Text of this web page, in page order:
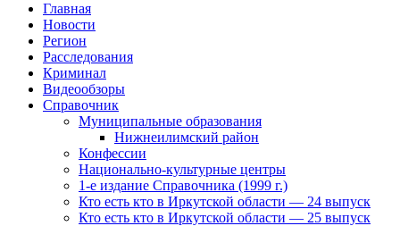
Главная
Новости
Регион
Расследования
Криминал
Видеообзоры
Справочник
Муниципальные образования
Нижнеилимский район
Конфессии
Национально-культурные центры
1-е издание Справочника (1999 г.)
Кто есть кто в Иркутской области — 24 выпуск
Кто есть кто в Иркутской области — 25 выпуск